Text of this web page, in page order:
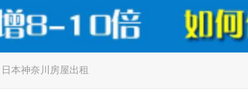
日本神奈川房屋出租